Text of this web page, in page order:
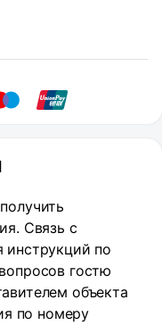
Связь с
инструкций по
гостю
объекта
по номеру